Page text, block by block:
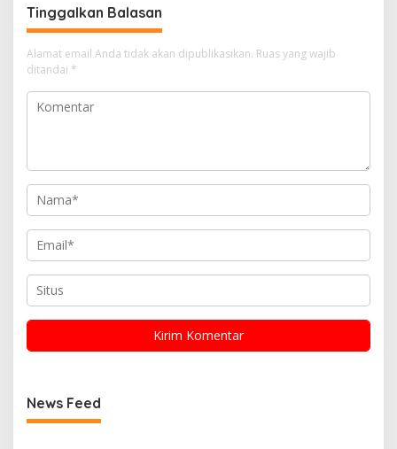
Tinggalkan Balasan
Alamat email Anda tidak akan dipublikasikan. Ruas yang wajib
ditandai *
News Feed